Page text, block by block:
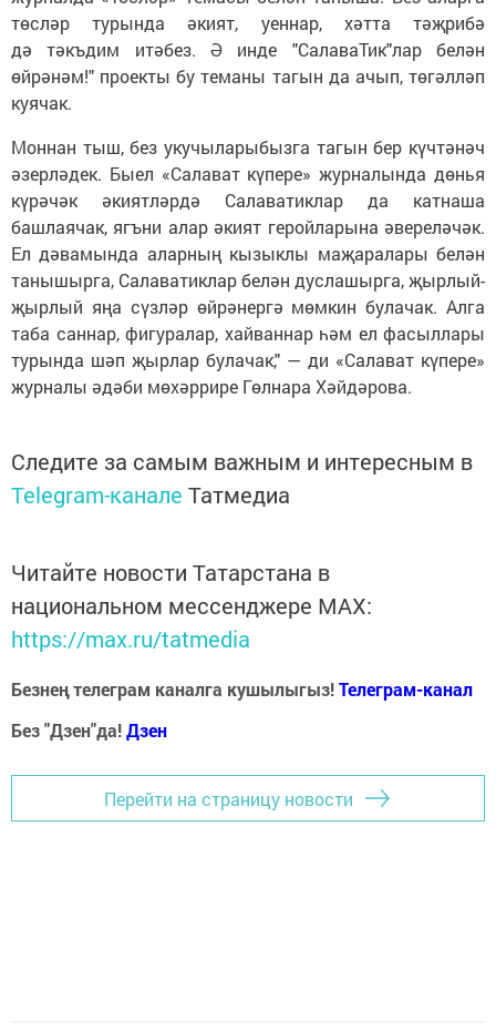
төсләр турында әкият, уеннар, хәтта тәҗрибә
дә тәкъдим итәбез. Ә инде "СалаваТик"лар белән
өйрәнәм!" проекты бу теманы тагын да ачып, төгәлләп
куячак.
Моннан тыш, без укучыларыбызга тагын бер күчтәнәч
әзерләдек. Быел «Салават күпере» журналында дөнья
күрәчәк әкиятләрдә Салаватиклар да катнаша
башлаячак, ягъни алар әкият геройларына әвереләчәк.
Ел дәвамында аларның кызыклы маҗаралары белән
танышырга, Салаватиклар белән дуслашырга, җырлый-
җырлый яңа сүзләр өйрәнергә мөмкин булачак. Алга
таба саннар, фигуралар, хайваннар һәм ел фасыллары
турында шәп җырлар булачак," — ди «Салават күпере»
журналы әдәби мөхәррире Гөлнара Хәйдәрова.
Следите за самым важным и интересным в
Telegram-канале Татмедиа
Читайте новости Татарстана в
национальном мессенджере MАХ:
https://max.ru/tatmedia
Безнең телеграм каналга кушылыгыз!Телеграм-канал
Без "Дзен"да!Дзен
Перейти на страницу новости